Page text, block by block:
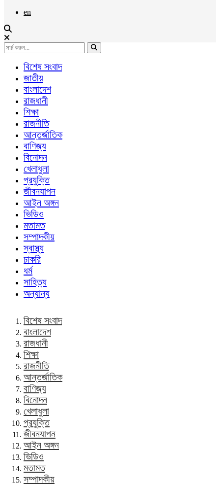
en
বিশেষ সংবাদ
জাতীয়
বাংলাদেশ
রাজধানী
শিক্ষা
রাজনীতি
আন্তর্জাতিক
বাণিজ্য
বিনোদন
খেলাধুলা
প্রযুক্তি
জীবনযাপন
আইন অঙ্গন
ভিডিও
মতামত
সম্পাদকীয়
স্বাস্থ্য
চাকরি
ধর্ম
সাহিত্য
অন্যান্য
বিশেষ সংবাদ
বাংলাদেশ
রাজধানী
শিক্ষা
রাজনীতি
আন্তর্জাতিক
বাণিজ্য
বিনোদন
খেলাধুলা
প্রযুক্তি
জীবনযাপন
আইন অঙ্গন
ভিডিও
মতামত
সম্পাদকীয়